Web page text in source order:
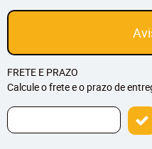
FRETE E PRAZO
Calcule o frete e o prazo de